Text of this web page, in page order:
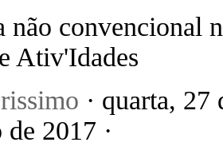
não convencional
Ativ'Idades
· quarta, 27
2017 ·